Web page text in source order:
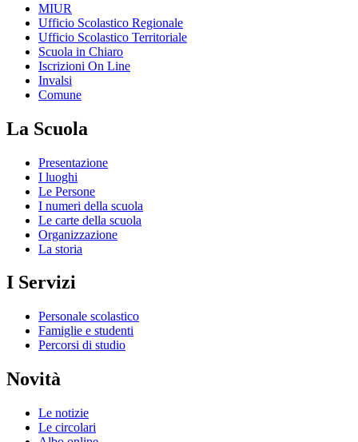
MIUR
Ufficio Scolastico Regionale
Ufficio Scolastico Territoriale
Scuola in Chiaro
Iscrizioni On Line
Invalsi
Comune
La Scuola
Presentazione
I luoghi
Le Persone
I numeri della scuola
Le carte della scuola
Organizzazione
La storia
I Servizi
Personale scolastico
Famiglie e studenti
Percorsi di studio
Novità
Le notizie
Le circolari